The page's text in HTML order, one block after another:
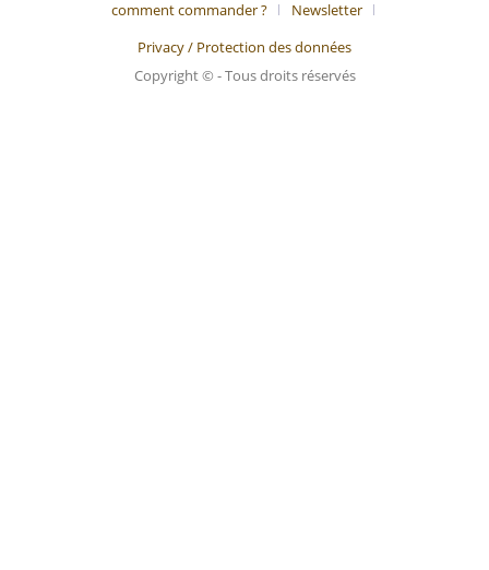
comment commander ?
Newsletter
Privacy / Protection des données
Copyright © - Tous droits réservés